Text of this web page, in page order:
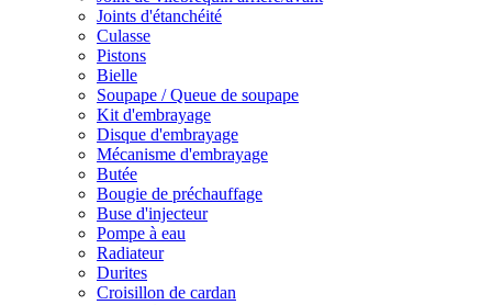
Joints d'étanchéité
Culasse
Pistons
Bielle
Soupape / Queue de soupape
Kit d'embrayage
Disque d'embrayage
Mécanisme d'embrayage
Butée
Bougie de préchauffage
Buse d'injecteur
Pompe à eau
Radiateur
Durites
Croisillon de cardan